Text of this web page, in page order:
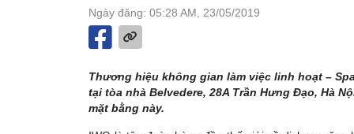
Ngày đăng: 05:28 AM, 23/05/2019
Thương hiệu không gian làm việc linh hoạt –
tại tòa nhà Belvedere, 28A Trần Hưng Đạo, Hà
mặt bằng này.